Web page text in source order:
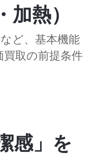
加熱）
ど、基本機能
取の前提条件
感」を